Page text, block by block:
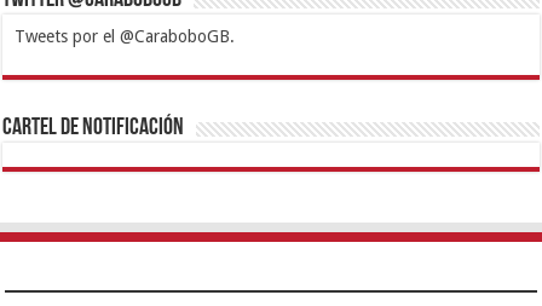
Tweets por el @CaraboboGB.
1xbetBetturkeyBetistKralbetSupertotobetTipobetMatadorbetMariobet
https://mvbcasino.com/
Cartel de Notificación